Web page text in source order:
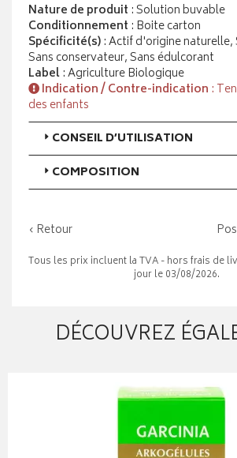
Nature de produit : Solution buvable
Conditionnement : Boite carton
Spécificité(s): Actif d'origine naturelle,
Sans conservateur, Sans édulcorant
Label: Agriculture Biologique
Indication / Contre-indication :
des enfants
CONSEIL D’UTILISATION
COMPOSITION
‹ Retour
Tous les prix incluent la TVA - hors frais de
jour le 03/08/2026.
DÉCOUVREZ